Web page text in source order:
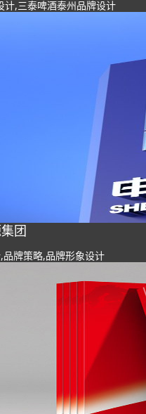
计,三泰啤酒泰州品牌设计
团
牌策略,品牌形象设计